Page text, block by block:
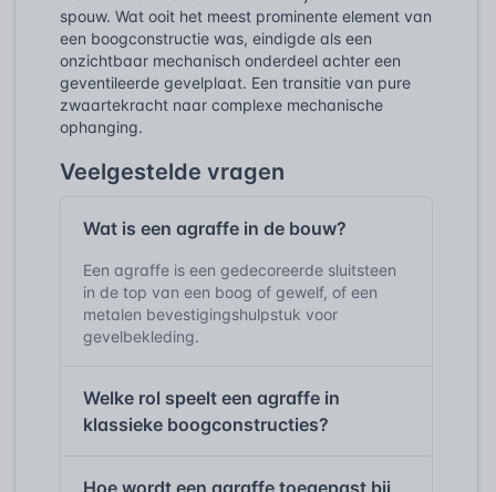
spouw. Wat ooit het meest prominente element van
een boogconstructie was, eindigde als een
onzichtbaar mechanisch onderdeel achter een
geventileerde gevelplaat. Een transitie van pure
zwaartekracht naar complexe mechanische
ophanging.
Veelgestelde vragen
Wat is een agraffe in de bouw?
Een agraffe is een gedecoreerde sluitsteen
in de top van een boog of gewelf, of een
metalen bevestigingshulpstuk voor
gevelbekleding.
Welke rol speelt een agraffe in
klassieke boogconstructies?
Hoe wordt een agraffe toegepast bij